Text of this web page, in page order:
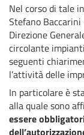
Nel corso di tale
Stefano
Direzione
circolante
seguenti
l’attività delle
In particolare è
alla quale sono
essere